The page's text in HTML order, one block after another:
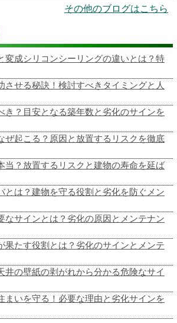
その他のブログはこちら
変成シリコンシーリングの違いとは？特
させる秘訣！検討すべきタイミングと人
き？目安となる築年数と劣化のサインを
ぜ起こる？原因と放置するリスクを徹底
当？放置するリスクと建物の寿命を延ば
とは？建物を守る役割と劣化を防ぐメン
なサインとは？劣化の原因とメンテナン
果たす役割とは？劣化のサインとメンテ
井の壁紙の剥がれから分かる危険なサイ
まいを守る！必要な理由と劣化サインを